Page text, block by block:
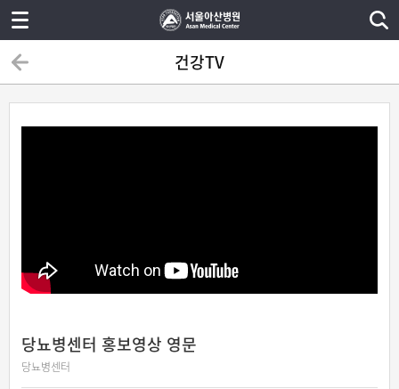
건강TV
당뇨병센터 홍보영상 영문
당뇨병센터